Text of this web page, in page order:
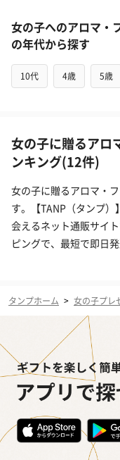
女の子へのアロマ・
の年代から探す
10代 4歳 5歳
女の子に贈るアロ
ンキング(12件)
女の子に贈るアロマ・
す。【TANP（タンプ
会えるネット通販サイ
ピングで、最短で即日
タンプホーム > 女の子プレ